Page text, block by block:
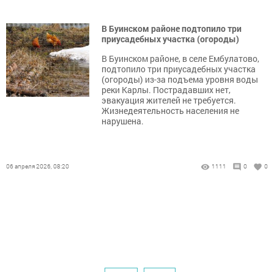
В Буинском районе подтопило три
приусадебных участка (огороды)
В Буинском районе, в селе Ембулатово,
подтопило три приусадебных участка
(огороды) из-за подъема уровня воды
реки Карлы. Пострадавших нет,
эвакуация жителей не требуется.
Жизнедеятельность населения не
нарушена.
06 апреля 2026, 08:20 1111 0 0